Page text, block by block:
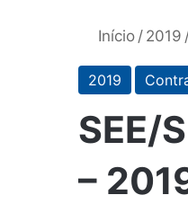
Início / 2019
2019
SEE/
–